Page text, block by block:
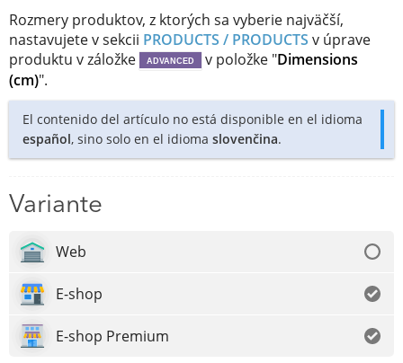
Rozmery produktov, z ktorých sa vyberie najväčší,
nastavujete v sekcii PRODUCTS / PRODUCTS v úprave
produktu v záložke
ADVANCED v položke "Dimensions
(cm)".
El contenido del artículo no está disponible en el idioma
español, sino solo en el idioma slovenčina.
Variante
Web
E-shop
E-shop Premium